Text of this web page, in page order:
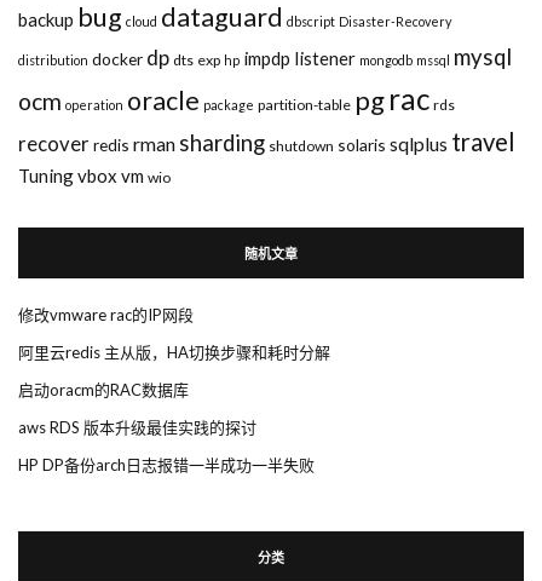
backup bug cloud dataguard dbscript Disaster-Recovery
distribution docker dp dts exp hp impdp listener mongodb mssql mysql
ocm operation oracle package partition-table pgrac rds
recover redis rman sharding shutdown solaris sqlplus travel
Tuningvbox vm wio
随机文章
修改vmware rac的IP网段
阿里云redis 主从版，HA切换步骤和耗时分解
启动oracm的RAC数据库
aws RDS 版本升级最佳实践的探讨
HP DP备份arch日志报错一半成功一半失败
分类